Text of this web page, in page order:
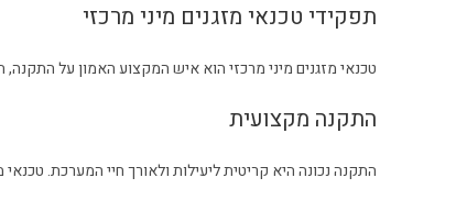
תפקידי טכנאי מזגנים מיני מרכזי
טכנאי מזגנים מיני מרכזי הוא איש המקצוע האמון על התקנה,
התקנה מקצועית
התקנה נכונה היא קריטית ליעילות ולאורך חיי המערכת. טכנאי